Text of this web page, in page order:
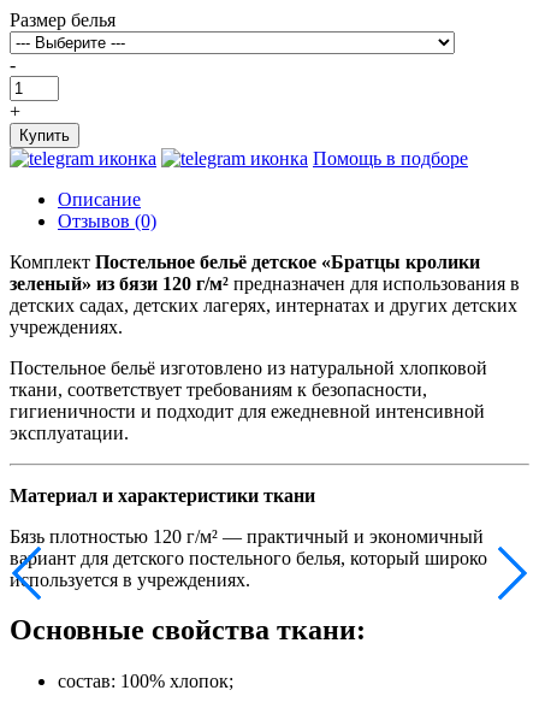
Размер белья
-
+
Купить
Помощь в подборе
Описание
Отзывов (0)
Комплект Постельное бельё детское «Братцы кролики
зеленый» из бязи 120 г/м² предназначен для использования в
детских садах, детских лагерях, интернатах и других детских
учреждениях.
Постельное бельё изготовлено из натуральной хлопковой
ткани, соответствует требованиям к безопасности,
гигиеничности и подходит для ежедневной интенсивной
эксплуатации.
Материал и характеристики ткани
Бязь плотностью 120 г/м² — практичный и экономичный
вариант для детского постельного белья, который широко
используется в учреждениях.
Основные свойства ткани:
состав: 100% хлопок;